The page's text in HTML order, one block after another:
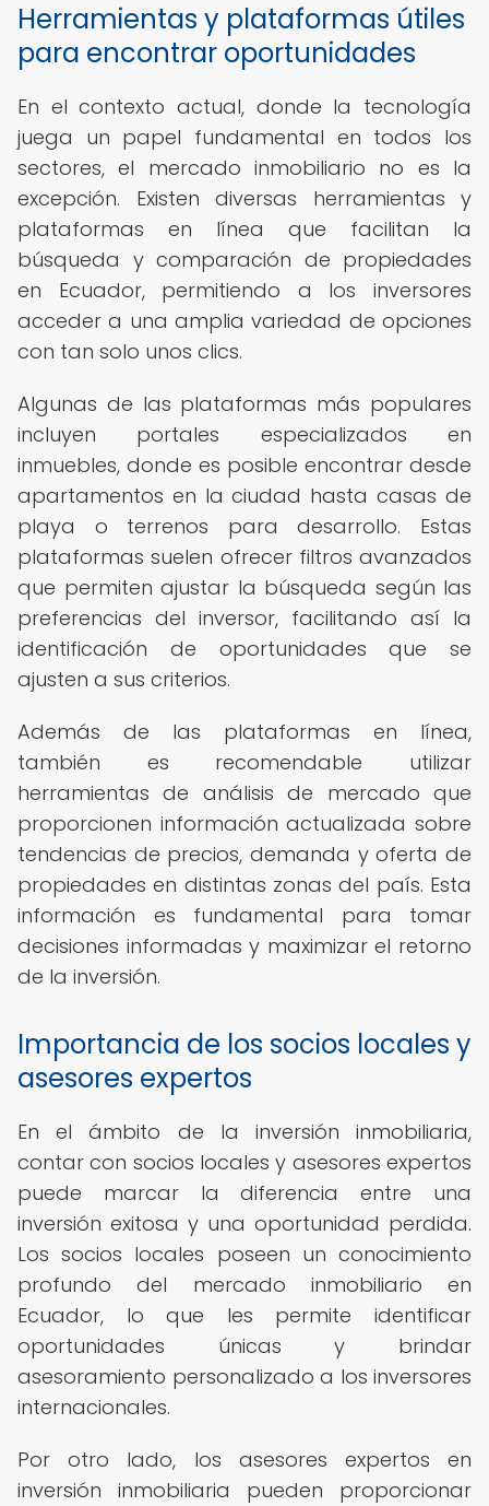
Herramientas y plataformas útiles
para encontrar oportunidades
En el contexto actual, donde la tecnología
juega un papel fundamental en todos los
sectores, el mercado inmobiliario no es la
excepción. Existen diversas herramientas y
plataformas en línea que facilitan la
búsqueda y comparación de propiedades
en Ecuador, permitiendo a los inversores
acceder a una amplia variedad de opciones
con tan solo unos clics.
Algunas de las plataformas más populares
incluyen portales especializados en
inmuebles, donde es posible encontrar desde
apartamentos en la ciudad hasta casas de
playa o terrenos para desarrollo. Estas
plataformas suelen ofrecer filtros avanzados
que permiten ajustar la búsqueda según las
preferencias del inversor, facilitando así la
identificación de oportunidades que se
ajusten a sus criterios.
Además de las plataformas en línea,
también es recomendable utilizar
herramientas de análisis de mercado que
proporcionen información actualizada sobre
tendencias de precios, demanda y oferta de
propiedades en distintas zonas del país. Esta
información es fundamental para tomar
decisiones informadas y maximizar el retorno
de la inversión.
Importancia de los socios locales y
asesores expertos
En el ámbito de la inversión inmobiliaria,
contar con socios locales y asesores expertos
puede marcar la diferencia entre una
inversión exitosa y una oportunidad perdida.
Los socios locales poseen un conocimiento
profundo del mercado inmobiliario en
Ecuador, lo que les permite identificar
oportunidades únicas y brindar
asesoramiento personalizado a los inversores
internacionales.
Por otro lado, los asesores expertos en
inversión inmobiliaria pueden proporcionar